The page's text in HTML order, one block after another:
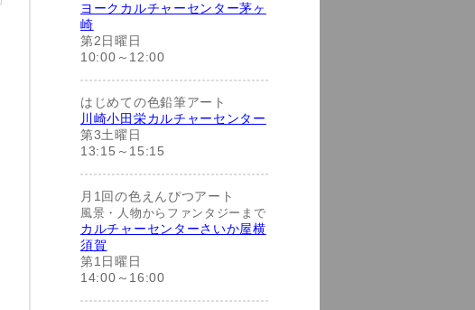
ヨークカルチャーセンター茅ヶ
崎
第2日曜日
10:00～12:00
はじめての色鉛筆アート
川崎小田栄カルチャーセンター
第3土曜日
13:15～15:15
月1回の色えんぴつアート
風景・人物からファンタジーまで
カルチャーセンターさいか屋横
須賀
第1日曜日
14:00～16:00